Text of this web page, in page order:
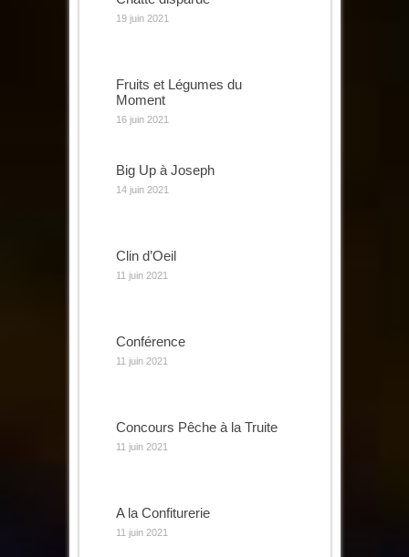
19 juin 2021
Fruits et Légumes du
Moment
16 juin 2021
Big Up à Joseph
14 juin 2021
Clin d’Oeil
11 juin 2021
Conférence
11 juin 2021
Concours Pêche à la Truite
11 juin 2021
A la Confiturerie
11 juin 2021